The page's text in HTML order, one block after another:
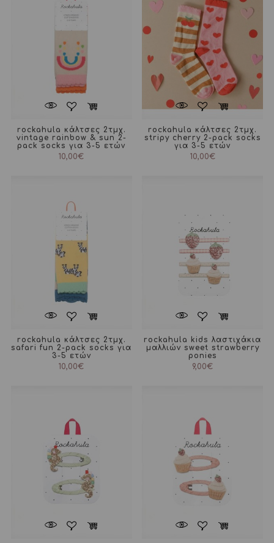
rockahula κάλτσες 2τμχ.
vintage rainbow & sun 2-
pack socks για 3-5 ετών
10,00€
rockahula κάλτσες 2τμχ.
stripy cherry 2-pack socks
για 3-5 ετών
10,00€
rockahula κάλτσες 2τμχ.
safari fun 2-pack socks για
3-5 ετών
10,00€
rockahula kids λαστιχάκια
μαλλιών sweet strawberry
ponies
9,00€